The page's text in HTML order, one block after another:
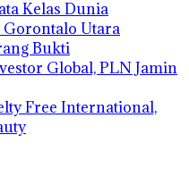
Kelas Dunia
Gorontalo Utara
Bukti
Global, PLN Jamin
Free International,